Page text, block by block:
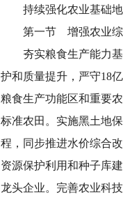
持续强化农业基础
第一节 增强农业综
夯实粮食生产能力
护和质量提升，严守18
粮食生产功能区和重要
标准农田。实施黑土地
程，同步推进水价综合
资源保护利用和种子库
龙头企业。完善农业科